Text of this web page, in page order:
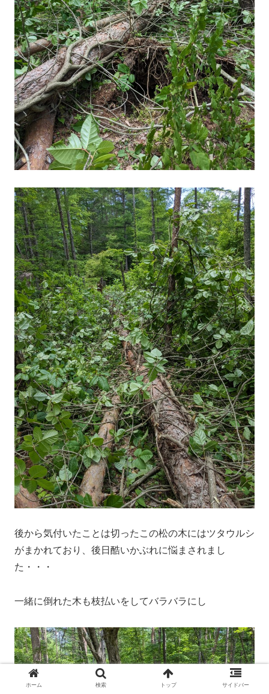
後から気付いたことは切ったこの松の木にはツタウルシ
がまかれており、後日酷いかぶれに悩まされまし
た・・・
一緒に倒れた木も枝払いをしてバラバラにし
ホーム 検索 トップ サイドバー